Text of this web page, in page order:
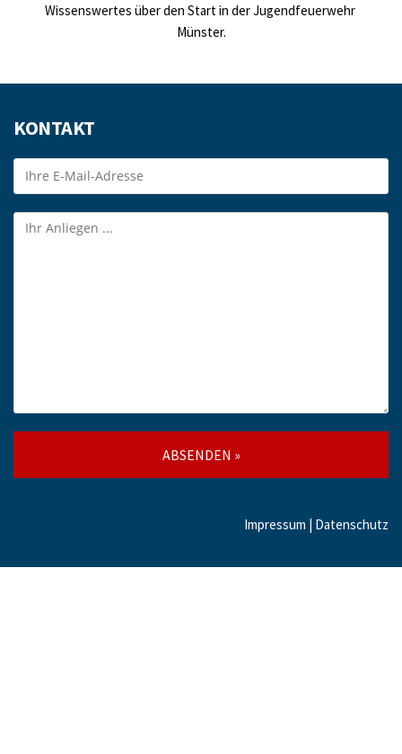
Wissenswertes über den Start in der Jugendfeuerwehr
Münster.
KONTAKT
Impressum | Datenschutz